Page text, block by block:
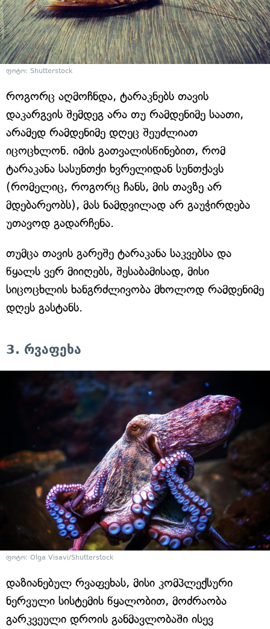
ფოტო: Shutterstock
როგორც აღმოჩნდა, ტარაკნებს თავის
დაკარგვის შემდეგ არა თუ რამდენიმე საათი,
არამედ რამდენიმე დღეც შეუძლიათ
იცოცხლონ. იმის გათვალისწინებით, რომ
ტარაკანა სასუნთქი ხვრელიდან სუნთქავს
(რომელიც, როგორც ჩანს, მის თავზე არ
მდებარეობს), მას ნამდვილად არ გაუჭირდება
უთავოდ გადარჩენა.
თუმცა თავის გარეშე ტარაკანა საკვებსა და
წყალს ვერ მიიღებს, შესაბამისად, მისი
სიცოცხლის ხანგრძლივობა მხოლოდ რამდენიმე
დღეს გასტანს.
3. რვაფეხა
ფოტო: Olga Visavi/Shutterstock
დაზიანებულ რვაფეხას, მისი კომპლექსური
ნერვული სისტემის წყალობით, მოძრაობა
გარკვეული დროის განმავლობაში ისევ